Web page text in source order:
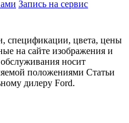
Запись на сервис
спецификации, цвета, цены
на сайте изображения и
носит
положениями Статьи
дилеру Ford.